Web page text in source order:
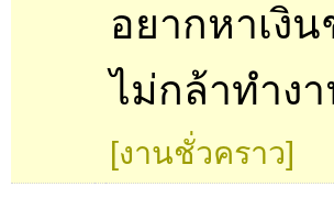
อยากหาเงิ
ไม่กล้าทำง
[งานชั่วคราว]